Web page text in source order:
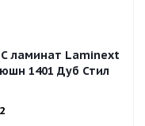
ламинат Laminext
1401 Дуб Стил
2